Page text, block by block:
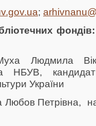
;
фондів:
Людмила
НБУВ,
України
Любов Петрівна,